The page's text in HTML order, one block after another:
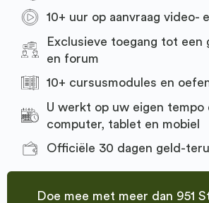
10+ uur op aanvraag video-
Exclusieve toegang tot een
en forum
10+ cursusmodules en
U werkt op uw eigen tempo
computer, tablet en mobiel
Officiële 30 dagen geld-
Doe mee met meer dan 951